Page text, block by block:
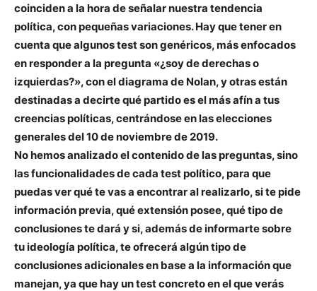
coinciden a la hora de señalar nuestra tendencia
política, con pequeñas variaciones. Hay que tener en
cuenta que algunos test son genéricos, más enfocados
en responder a la pregunta «¿soy de derechas o
izquierdas?», con el diagrama de Nolan, y otras están
destinadas a decirte qué partido es el más afín a tus
creencias políticas, centrándose en las elecciones
generales del 10 de noviembre de 2019.
No hemos analizado el contenido de las preguntas, sino
las funcionalidades de cada test político, para que
puedas ver qué te vas a encontrar al realizarlo, si te pide
información previa, qué extensión posee, qué tipo de
conclusiones te dará y si, además de informarte sobre
tu ideología política, te ofrecerá algún tipo de
conclusiones adicionales en base a la información que
manejan, ya que hay un test concreto en el que verás